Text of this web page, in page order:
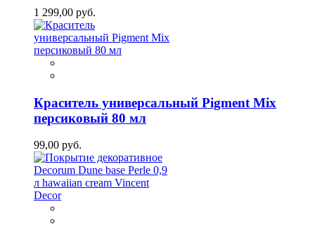
1 299,00 руб.
Краситель универсальный Pigment Mix
персиковый 80 мл
99,00 руб.